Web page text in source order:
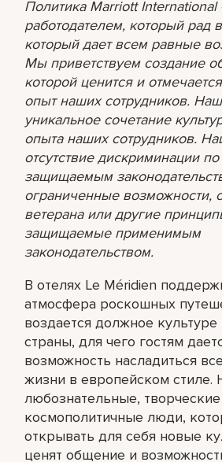
Политика Marriott
работодателем, который рад
который дает всем равные
Мы приветствуем создание
которой ценится и
опыт наших сотрудников.
уникальное сочетание
опыта наших сотрудников.
отсутствие дискриминации
защищаемым
ограниченные возможности,
ветерана или другие
защищаемые применимым
законодательством.
В отелях Le Méridien
атмосфера роскошных
воздается должное
страны, для чего гостям
возможность насладиться
жизни в европейском стиле.
любознательные,
космополитичные люди,
открывать для себя новые
ценят общение и